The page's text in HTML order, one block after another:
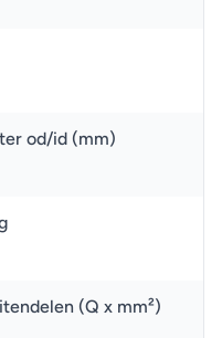
od/id (mm)
(Q x mm²)